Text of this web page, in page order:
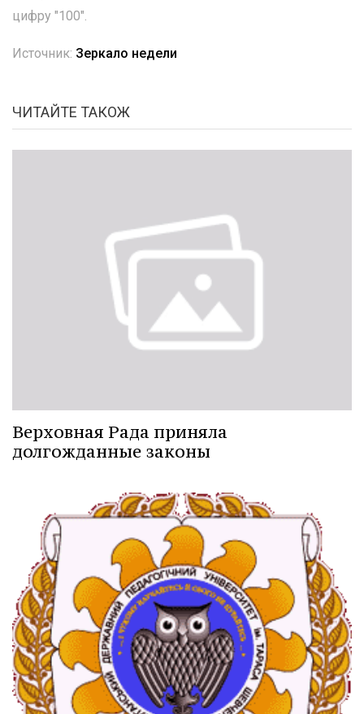
цифру "100".
Источник: Зеркало недели
ЧИТАЙТЕ ТАКОЖ
Верховная Рада приняла
долгожданные законы